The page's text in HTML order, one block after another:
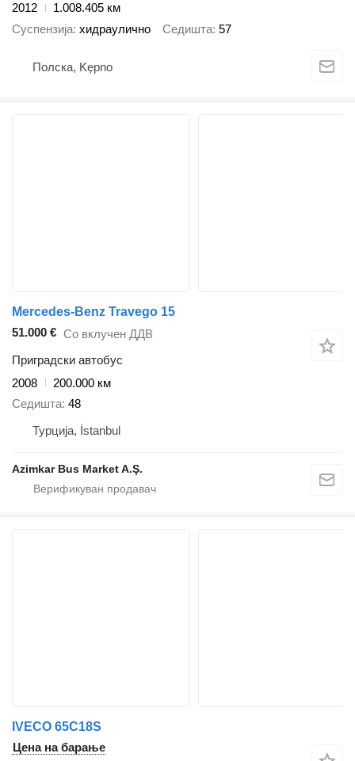
2012
1.008.405 км
Суспензија хидраулично Седишта 57
Полска, Kępno
Mercedes-Benz Travego 15
51.000 € Со вклучен ДДВ
Приградски автобус
2008
200.000 км
Седишта 48
Турција, İstanbul
Azimkar Bus Market A.Ş.
IVECO 65C18S
Цена на барање